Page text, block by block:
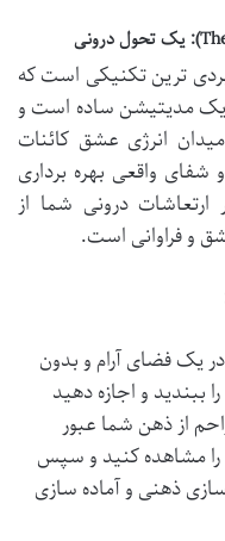
ترین تکنیکی است که
یک مدیتیشن ساده است و
انرژی عشق کائنات
شفای واقعی بهره برداری
درونی شما از
و فراوانی است.
در یک فضای آرام و بدون
و اجازه دهید
از ذهن شما عبور
را مشاهده کنید و سپس
سازی ذهنی و آماده سازی